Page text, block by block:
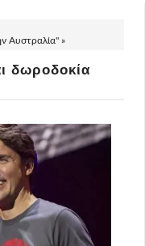
Αυστραλία" »
δωροδοκία